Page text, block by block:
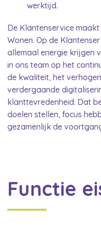
werktijd.
De Klantenservice
Wonen. Op de
allemaal energie krijgen
in ons team op het
de kwaliteit, het
verdergaande
klanttevredenheid. Dat
doelen stellen, focus
gezamenlijk de
Functie